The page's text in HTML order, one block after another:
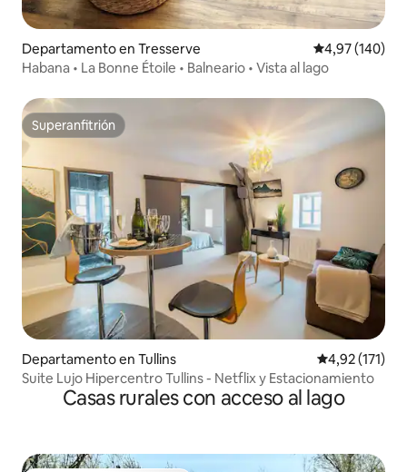
Departamento en Tresserve Calificación
4,97 (140)
Habana • La Bonne Étoile • Balneario • Vista al lago
Superanfitrión
Superanfitrión
Departamento en Tullins Calificación
4,92 (171)
Suite Lujo Hipercentro Tullins - Netflix y Estacionamiento
Casas rurales con acceso al lago